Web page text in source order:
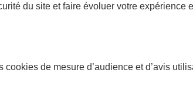
pour être mieux
du site et faire évoluer votre expérience
cookies de mesure d’audience et d’avis